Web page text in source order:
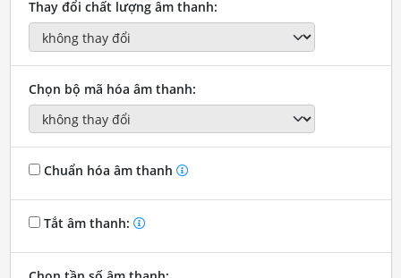
Thay đổi chất lượng âm thanh:
Chọn bộ mã hóa âm thanh:
Chuẩn hóa âm thanh
Tắt âm thanh: